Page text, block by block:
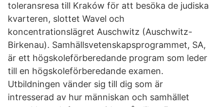
toleransresa till Kraków för att besöka de judiska
kvarteren, slottet Wavel och
koncentrationslägret Auschwitz (Auschwitz-
Birkenau). Samhällsvetenskapsprogrammet, SA,
är ett högskoleförberedande program som leder
till en högskoleförberedande examen.
Utbildningen vänder sig till dig som är
intresserad av hur människan och samhället